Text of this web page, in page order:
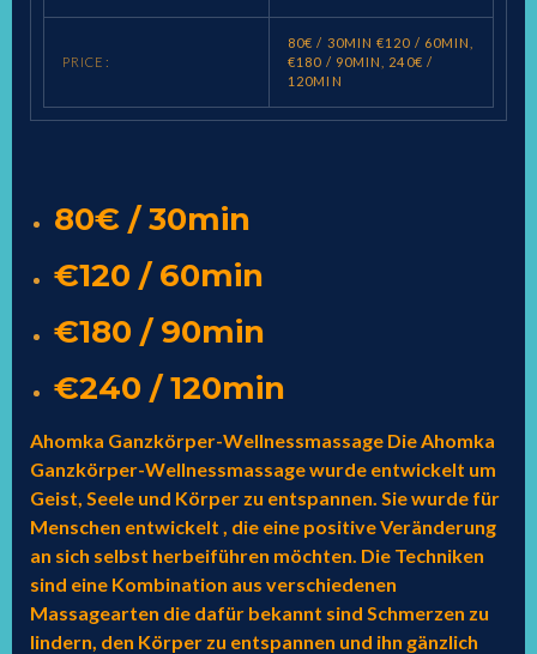
PRICE:
80€ / 30MIN €120 / 60MIN,
€180 / 90MIN, 240€ /
120MIN
80€ / 30min
€120 / 60min
€180 / 90min
€240 / 120min
Ahomka Ganzkörper-Wellnessmassage Die Ahomka
Ganzkörper-Wellnessmassage wurde entwickelt um
Geist, Seele und Körper zu entspannen. Sie wurde für
Menschen entwickelt , die eine positive Veränderung
an sich selbst herbeiführen möchten. Die Techniken
sind eine Kombination aus verschiedenen
Massagearten die dafür bekannt sind Schmerzen zu
lindern, den Körper zu entspannen und ihn gänzlich